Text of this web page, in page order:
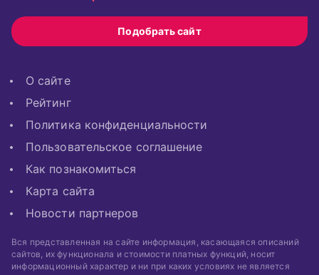
Подобрать сайт
О сайте
Рейтинг
Политика конфиденциальности
Пользовательское соглашение
Как познакомиться
Карта сайта
Новости партнеров
Вся представленная на сайте информация, касающаяся описаний
сайтов, их функционала и стоимости платных функций, носит
информационный характер и ни при каких условиях не является